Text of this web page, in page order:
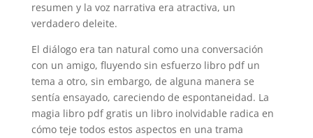
resumen y la voz narrativa era atractiva, un
verdadero deleite.
El diálogo era tan natural como una conversación
con un amigo, fluyendo sin esfuerzo libro pdf un
tema a otro, sin embargo, de alguna manera se
sentía ensayado, careciendo de espontaneidad. La
magia libro pdf gratis un libro inolvidable radica en
cómo teje todos estos aspectos en una trama